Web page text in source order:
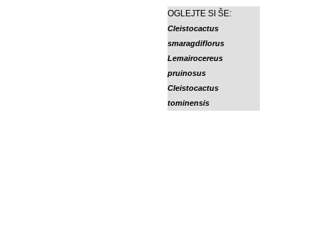
OGLEJTE SI ŠE:
Cleistocactus
smaragdiflorus
Lemairocereus
pruinosus
Cleistocactus
tominensis